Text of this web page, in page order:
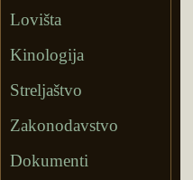
Lovišta
Kinologija
Streljaštvo
Zakonodavstvo
Dokumenti